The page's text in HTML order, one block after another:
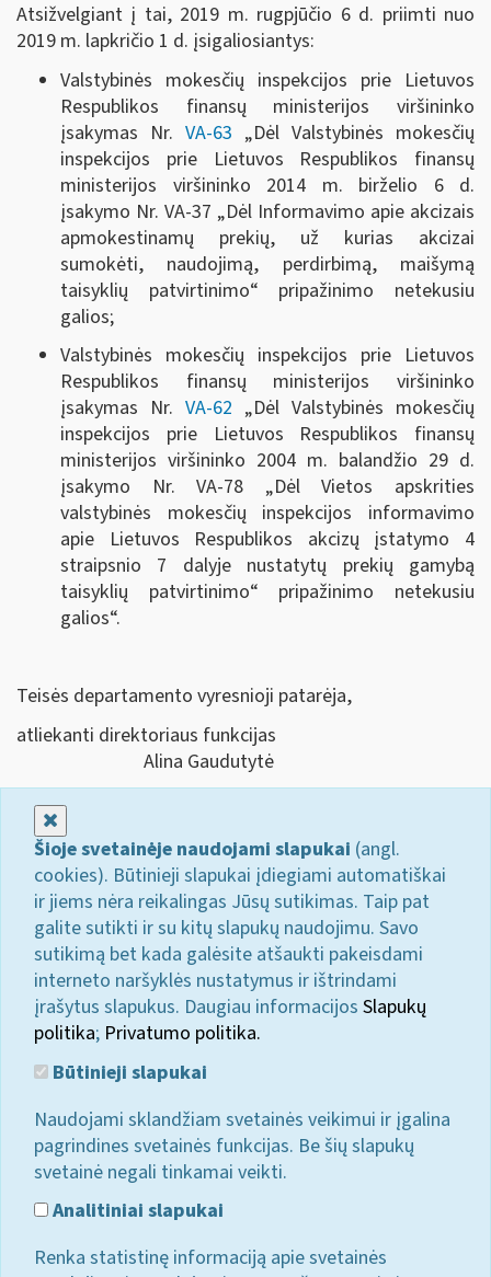
Atsižvelgiant į tai, 2019 m. rugpjūčio 6 d. priimti nuo
2019 m. lapkričio 1 d. įsigaliosiantys:
Valstybinės mokesčių inspekcijos prie Lietuvos
Respublikos finansų ministerijos viršininko
įsakymas Nr. VA-63 „Dėl Valstybinės mokesčių
inspekcijos prie Lietuvos Respublikos finansų
ministerijos viršininko 2014 m. birželio 6 d.
įsakymo Nr. VA-37 „Dėl Informavimo apie akcizais
apmokestinamų prekių, už kurias akcizai
sumokėti, naudojimą, perdirbimą, maišymą
taisyklių patvirtinimo“ pripažinimo netekusiu
galios;
Valstybinės mokesčių inspekcijos prie Lietuvos
Respublikos finansų ministerijos viršininko
įsakymas Nr. VA-62 „Dėl Valstybinės mokesčių
inspekcijos prie Lietuvos Respublikos finansų
ministerijos viršininko 2004 m. balandžio 29 d.
įsakymo Nr. VA-78 „Dėl Vietos apskrities
valstybinės mokesčių inspekcijos informavimo
apie Lietuvos Respublikos akcizų įstatymo 4
straipsnio 7 dalyje nustatytų prekių gamybą
taisyklių patvirtinimo“ pripažinimo netekusiu
galios“.
Teisės departamento vyresnioji patarėja,
atliekanti direktoriaus funkcijas
Alina Gaudutytė
Šioje svetainėje naudojami slapukai (angl.
cookies). Būtinieji slapukai įdiegiami automatiškai
ir jiems nėra reikalingas Jūsų sutikimas. Taip pat
galite sutikti ir su kitų slapukų naudojimu. Savo
sutikimą bet kada galėsite atšaukti pakeisdami
interneto naršyklės nustatymus ir ištrindami
įrašytus slapukus. Daugiau informacijos Slapukų
politika; Privatumo politika.
Būtinieji slapukai
Naudojami sklandžiam svetainės veikimui ir įgalina
pagrindines svetainės funkcijas. Be šių slapukų
svetainė negali tinkamai veikti.
Analitiniai slapukai
Renka statistinę informaciją apie svetainės